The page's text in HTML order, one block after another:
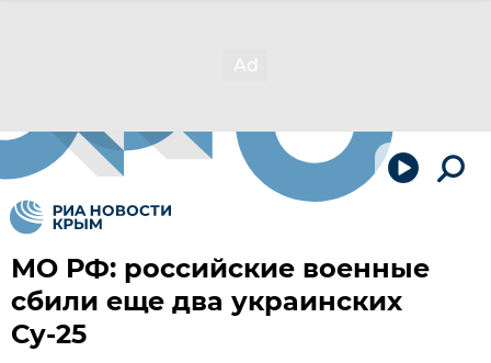
МО РФ: российские военные
сбили еще два украинских
Су-25